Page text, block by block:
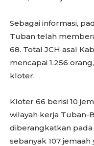
Sebagai informasi,
Tuban telah
68. Total JCH asal
mencapai 1.256
kloter.
Kloter 66 berisi 10
wilayah kerja Tuban-
diberangkatkan pada
sebanyak 107